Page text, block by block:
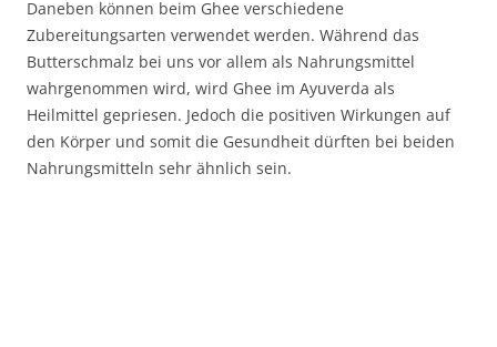
Daneben können beim Ghee verschiedene
Zubereitungsarten verwendet werden. Während das
Butterschmalz bei uns vor allem als Nahrungsmittel
wahrgenommen wird, wird Ghee im Ayuverda als
Heilmittel gepriesen. Jedoch die positiven Wirkungen auf
den Körper und somit die Gesundheit dürften bei beiden
Nahrungsmitteln sehr ähnlich sein.